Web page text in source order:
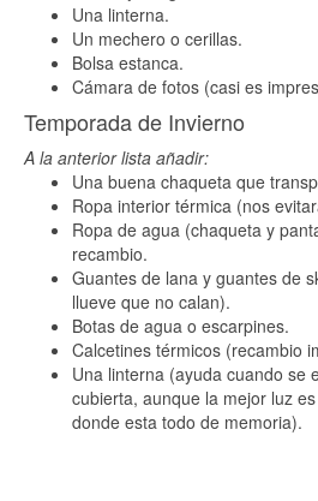
Una linterna.
Un mechero o cerillas.
Bolsa estanca.
Cámara de fotos (casi es
Temporada de Invierno
A la anterior lista añadir:
Una buena chaqueta que
Ropa interior térmica (nos
Ropa de agua (chaqueta y
recambio.
Guantes de lana y guantes de
llueve que no calan).
Botas de agua o escarpines.
Calcetines térmicos (recambio
Una linterna (ayuda cuando se
cubierta, aunque la mejor luz
donde esta todo de memoria).